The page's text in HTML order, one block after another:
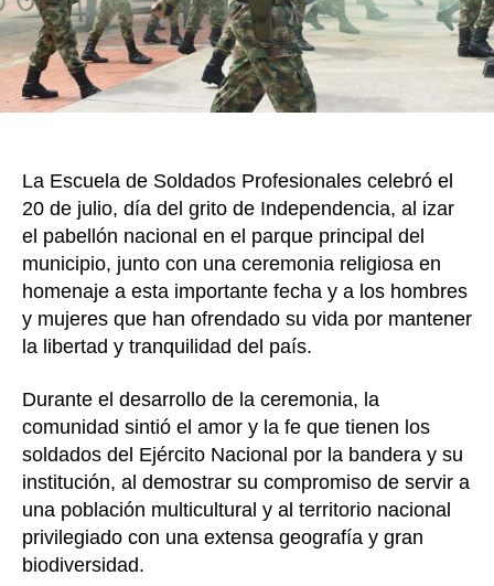
julio
en
La Escuela de Soldados Profesionales celebró el
20 de julio, día del grito de Independencia, al izar
el pabellón nacional en el parque principal del
municipio, junto con una ceremonia religiosa en
homenaje a esta importante fecha y a los hombres
y mujeres que han ofrendado su vida por mantener
la libertad y tranquilidad del país.
Durante el desarrollo de la ceremonia, la
comunidad sintió el amor y la fe que tienen los
soldados del Ejército Nacional por la bandera y su
institución, al demostrar su compromiso de servir a
una población multicultural y al territorio nacional
privilegiado con una extensa geografía y gran
biodiversidad.